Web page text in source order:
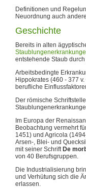
Definitionen und
Neuordnung auch
Geschichte
Bereits in alten
entstehende Staub
Arbeitsbedingte
Hippokrates (460 - 377
berufliche
Der römische
Im Europa der
Beobachtung vermehrt
1451) und Agricola
Arsen-, Blei- und
mit seiner Schrift De
von 40 Berufsgruppen.
Die Industrialisierung
und Verhütung sich die
erlassen.